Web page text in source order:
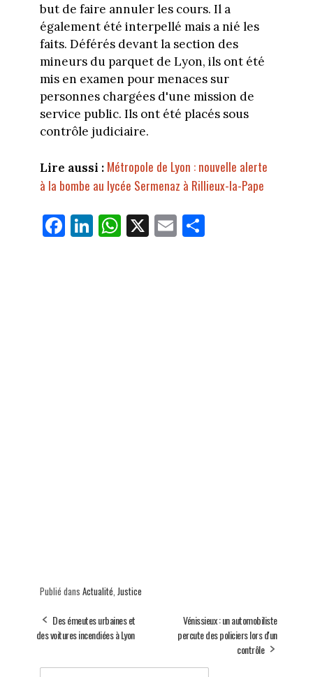
but de faire annuler les cours. Il a
également été interpellé mais a nié les
faits. Déférés devant la section des
mineurs du parquet de Lyon, ils ont été
mis en examen pour menaces sur
personnes chargées d'une mission de
service public. Ils ont été placés sous
contrôle judiciaire.
Lire aussi : Métropole de Lyon : nouvelle alerte
à la bombe au lycée Sermenaz à Rillieux-la-Pape
Fa
ce
Li
nk
W
ha
X E
m
Pa
rt
Publié dans Actualité Justice
Des émeutes urbaines et
des voitures incendiées à Lyon
Vénissieux : un automobiliste
percute des policiers lors d'un
contrôle